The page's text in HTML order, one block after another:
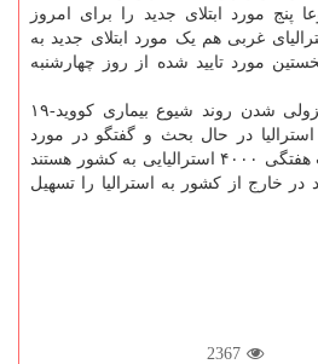
پنج مورد ابتلای جدید را برای امروز
غربی هم یک مورد ابتلای جدید به
مورد تایید شده از روز چهارشنبه
بنا بر گزارش رویترز، با نزولی شدن روند شیوع بیماری کووید-۱۹
در حال بحث و گفتگو در مورد
کاهش محدودیتهای بازگشت هفتگی ۴۰۰۰ استرالیایی به کشور هستند
در خارج از کشور به استرالیا را تسهیل
2367